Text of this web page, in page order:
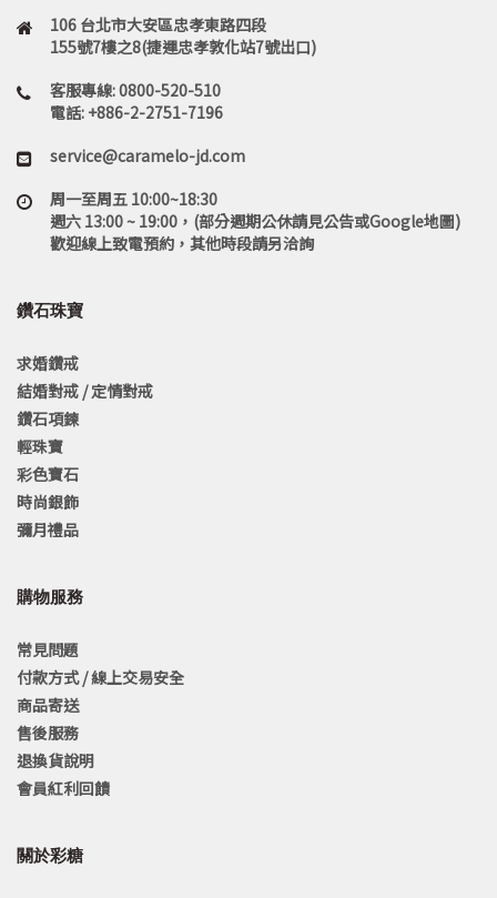
106 台北市大安區忠孝東路四段
155號7樓之8(捷運忠孝敦化站7號出口)
客服專線: 0800-520-510
電話: +886-2-2751-7196
service@caramelo-jd.com
周一至周五 10:00~18:30
週六 13:00 ~ 19:00，(部分週期公休請見公告或Google地圖)
歡迎線上致電預約，其他時段請另洽詢
鑽石珠寶
求婚鑽戒
結婚對戒 / 定情對戒
鑽石項鍊
輕珠寶
彩色寶石
時尚銀飾
彌月禮品
購物服務
常見問題
付款方式 / 線上交易安全
商品寄送
售後服務
退換貨說明
會員紅利回饋
關於彩糖